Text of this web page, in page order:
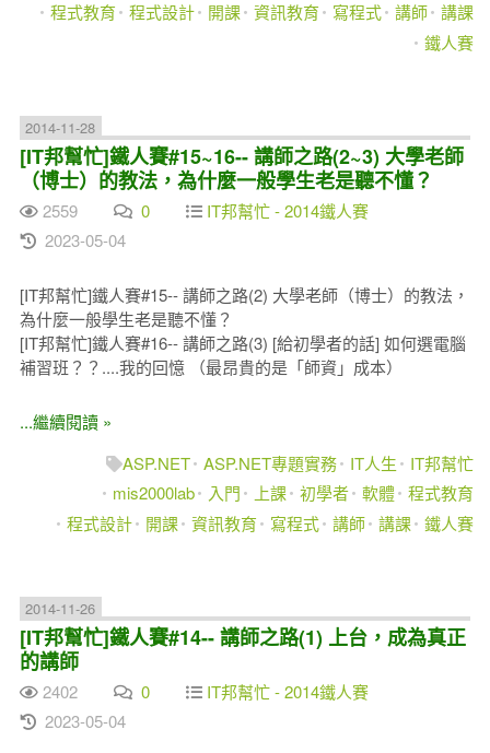
程式教育 程式設計 開課 資訊教育 寫程式 講師 講課
鐵人賽
2014-11-28
[IT邦幫忙]鐵人賽#15~16-- 講師之路(2~3) 大學老師
（博士）的教法，為什麼一般學生老是聽不懂？
2559 0
IT邦幫忙 - 2014鐵人賽
2023-05-04
[IT邦幫忙]鐵人賽#15-- 講師之路(2) 大學老師（博士）的教法，
為什麼一般學生老是聽不懂？
[IT邦幫忙]鐵人賽#16-- 講師之路(3) [給初學者的話] 如何選電腦
補習班？？....我的回憶 （最昂貴的是「師資」成本）
...繼續閱讀 »
ASP.NET ASP.NET專題實務 IT人生
IT邦幫忙
mis2000lab
入門 上課 初學者 軟體 程式教育
程式設計
開課 資訊教育 寫程式 講師 講課 鐵人賽
2014-11-26
[IT邦幫忙]鐵人賽#14-- 講師之路(1) 上台，成為真正
的講師
2402 0
IT邦幫忙 - 2014鐵人賽
2023-05-04